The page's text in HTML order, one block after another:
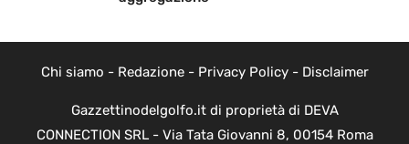
Chi siamo - Redazione- Privacy Policy- Disclaimer
Gazzettinodelgolfo.it di proprietà di DEVA
CONNECTION SRL - Via Tata Giovanni 8, 00154 Roma